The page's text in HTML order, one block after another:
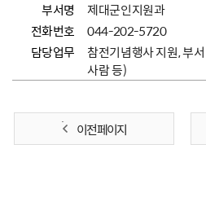
부서명
제대군인지원과
전화번호
044-202-5720
담당업무
참전기념행사 지원, 부
사람 등)
이전 페이지